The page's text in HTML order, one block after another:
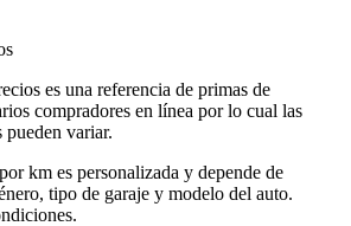
es una referencia de primas de
compradores en línea por lo cual las
pueden variar.
km es personalizada y depende de
tipo de garaje y modelo del auto.